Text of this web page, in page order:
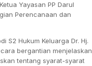
Yayasan PP Darul
Perencanaan dan
S2 Hukum Keluarga Dr. Hj.
bergantian menjelaskan
tentang syarat-syarat